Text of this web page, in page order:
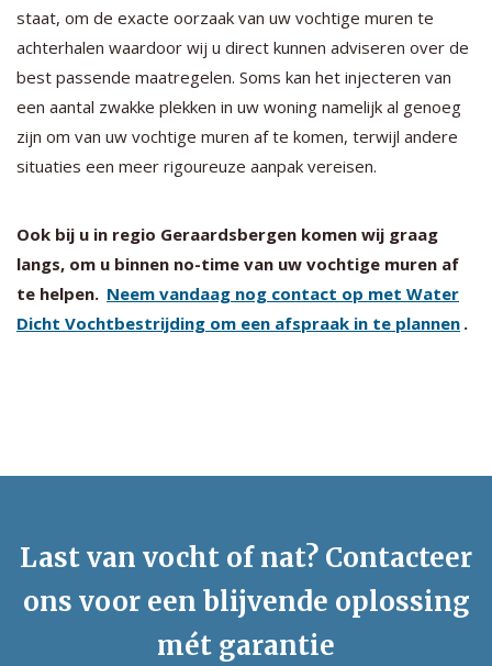
staat, om de exacte oorzaak van uw vochtige muren te
achterhalen waardoor wij u direct kunnen adviseren over de
best passende maatregelen. Soms kan het injecteren van
een aantal zwakke plekken in uw woning namelijk al genoeg
zijn om van uw vochtige muren af te komen, terwijl andere
situaties een meer rigoureuze aanpak vereisen.
Ook bij u in regio Geraardsbergen komen wij graag
langs, om u binnen no-time van uw vochtige muren af
te helpen. Neem vandaag nog contact op met Water
Dicht Vochtbestrijding om een afspraak in te plannen .
Last van vocht of nat? Contacteer
ons voor een blijvende oplossing
mét garantie